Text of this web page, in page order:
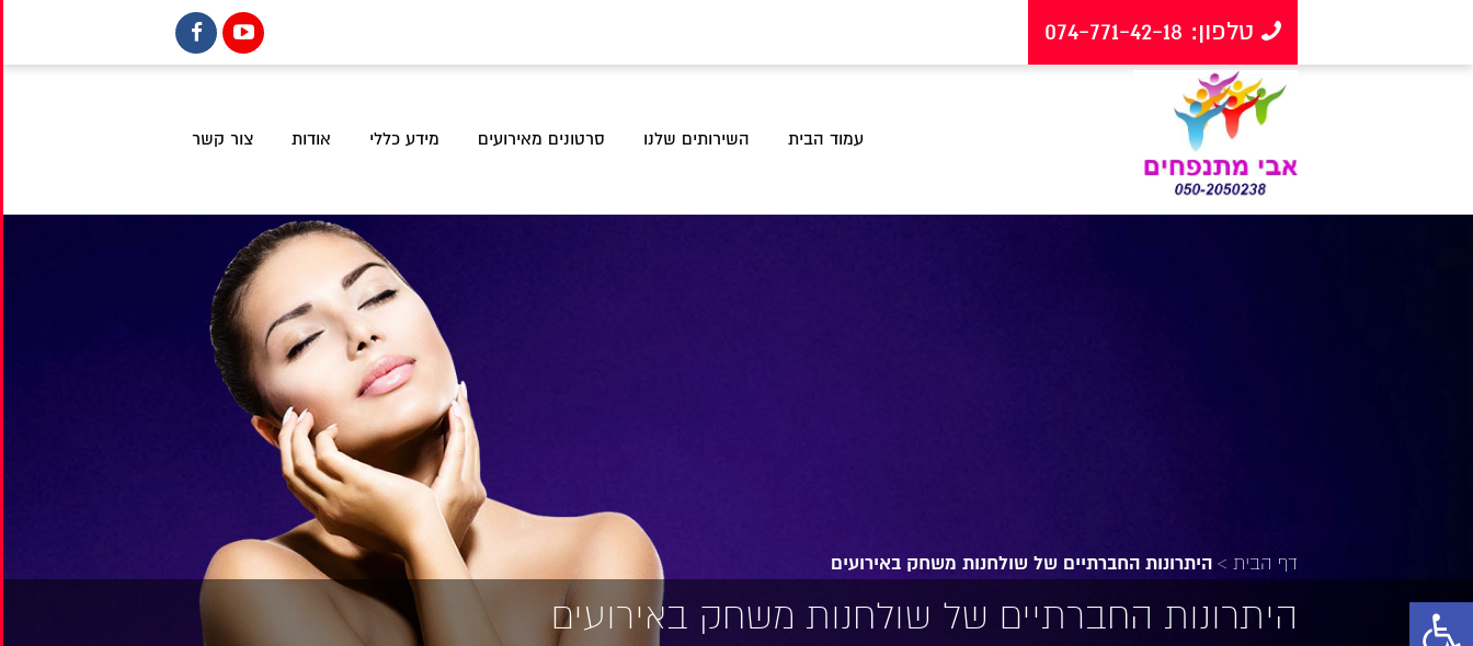
פתח סרגל נגישות
טלפון: 074-771-42-18
עמוד הבית השירותים שלנו סרטונים מאירועים מידע כללי אודות צור קשר
דף הבית > היתרונות החברתיים של שולחנות משחק באירועים
היתרונות החברתיים של שולחנות משחק באירועים